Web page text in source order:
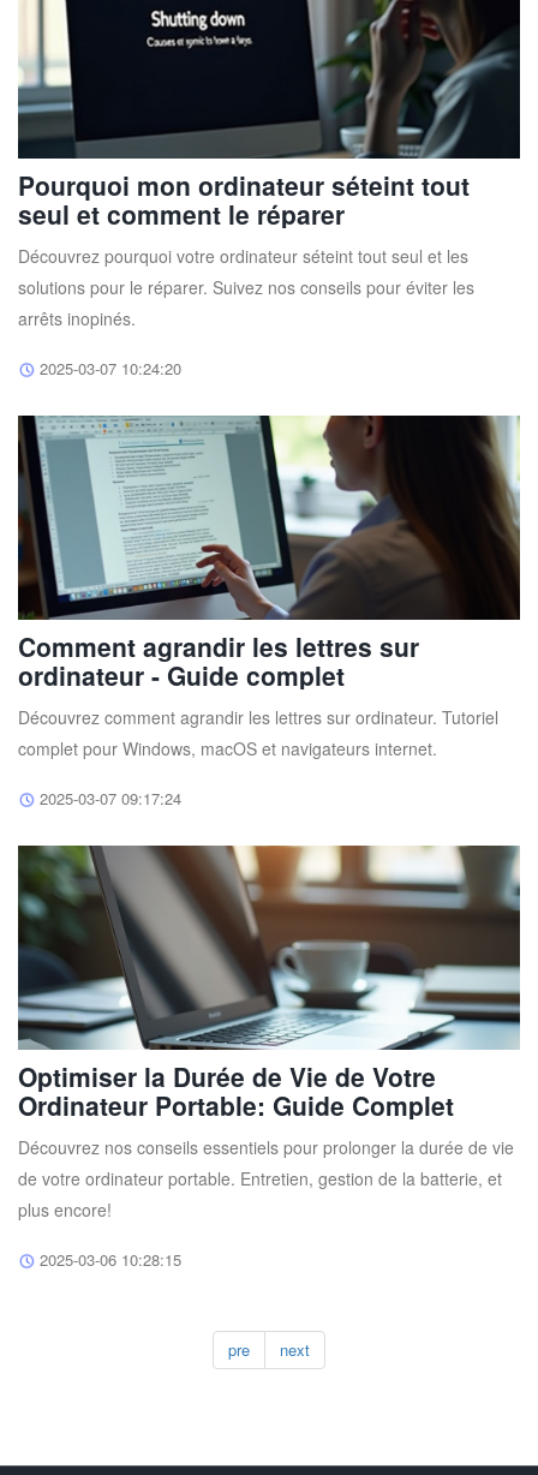
Pourquoi mon ordinateur séteint tout
seul et comment le réparer
Découvrez pourquoi votre ordinateur séteint tout seul et les
solutions pour le réparer. Suivez nos conseils pour éviter les
arrêts inopinés.
2025-03-07 10:24:20
Comment agrandir les lettres sur
ordinateur - Guide complet
Découvrez comment agrandir les lettres sur ordinateur. Tutoriel
complet pour Windows, macOS et navigateurs internet.
2025-03-07 09:17:24
Optimiser la Durée de Vie de Votre
Ordinateur Portable: Guide Complet
Découvrez nos conseils essentiels pour prolonger la durée de vie
de votre ordinateur portable. Entretien, gestion de la batterie, et
plus encore!
2025-03-06 10:28:15
pre next